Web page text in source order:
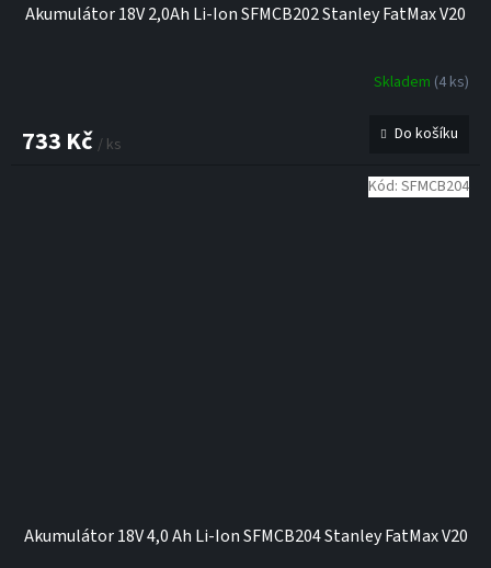
Akumulátor 18V 2,0Ah Li-Ion SFMCB202 Stanley FatMax V20
Skladem (4 ks)
733 Kč / ks Do košíku
Akumulátor 18V 4,0 Ah Li-Ion SFMCB204 Stanley FatMax V20
Kód: SFMCB204